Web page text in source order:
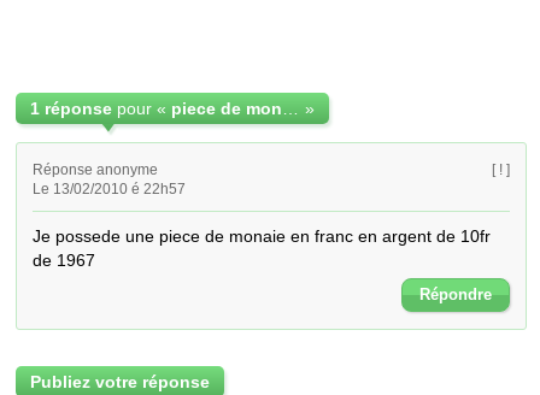
1 réponse pour « »
Réponse anonyme
Le 13/02/2010 é 22h57
[ ! ]
Je possede une piece de monaie en franc en argent de 10fr
de 1967
Répondre
Publiez votre réponse